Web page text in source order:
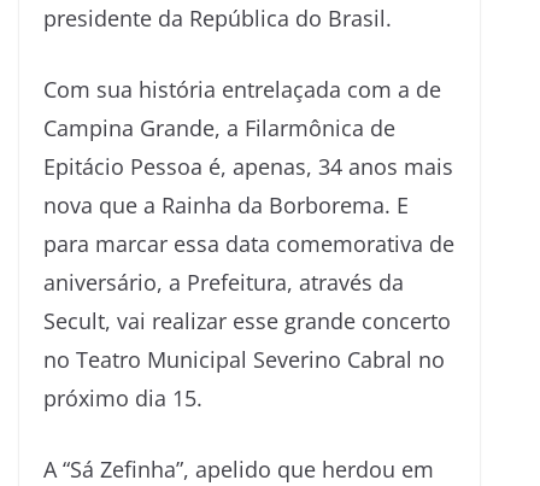
presidente da República do Brasil.
Com sua história entrelaçada com a de
Campina Grande, a Filarmônica de
Epitácio Pessoa é, apenas, 34 anos mais
nova que a Rainha da Borborema. E
para marcar essa data comemorativa de
aniversário, a Prefeitura, através da
Secult, vai realizar esse grande concerto
no Teatro Municipal Severino Cabral no
próximo dia 15.
A “Sá Zefinha”, apelido que herdou em